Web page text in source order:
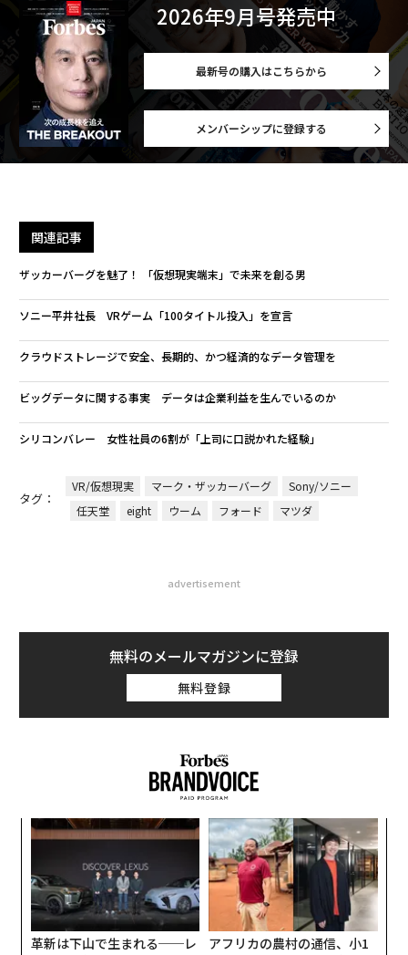
2026年9月号発売中
最新号の購入はこちらから
メンバーシップに登録する
関連記事
ザッカーバーグを魅了！ 「仮想現実端末」で未来を創る男
ソニー平井社長 VRゲーム「100タイトル投入」を宣言
クラウドストレージで安全、長期的、かつ経済的なデータ管理を
ビッグデータに関する事実 データは企業利益を生んでいるのか
シリコンバレー 女性社員の6割が「上司に口説かれた経験」
タグ：
VR/仮想現実 マーク・ザッカーバーグ
Sony/ソニー
任天堂
eight ウーム フォード マツダ
advertisement
無料のメールマガジンに登録
無料登録
革新は下山で生まれる──レ
アフリカの農村の通信、小1